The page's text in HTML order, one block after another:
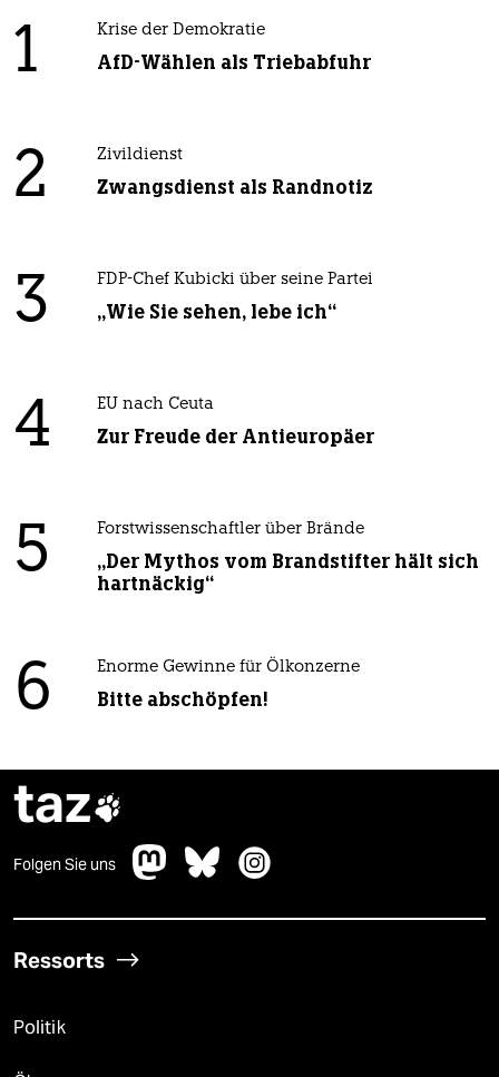
1 Krise der Demokratie
AfD-Wählen als Triebabfuhr
2 Zivildienst
Zwangsdienst als Randnotiz
3 FDP-Chef Kubicki über seine Partei
„Wie Sie sehen, lebe ich“
4 EU nach Ceuta
Zur Freude der Antieuropäer
5 Forstwissenschaftler über Brände
„Der Mythos vom Brandstifter hält sich
hartnäckig“
6 Enorme Gewinne für Ölkonzerne
Bitte abschöpfen!
taz
Folgen Sie uns
Ressorts
Politik